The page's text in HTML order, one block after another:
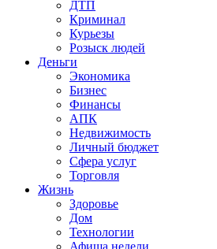
ДТП
Криминал
Курьезы
Розыск людей
Деньги
Экономика
Бизнес
Финансы
АПК
Недвижимость
Личный бюджет
Сфера услуг
Торговля
Жизнь
Здоровье
Дом
Технологии
Афиша недели